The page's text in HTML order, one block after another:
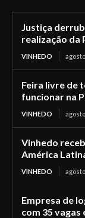
Justiça
realização da
VINHEDO
Feira livre de
funcionar na
VINHEDO
Vinhedo
América
VINHEDO
Empresa de
com 35 vagas